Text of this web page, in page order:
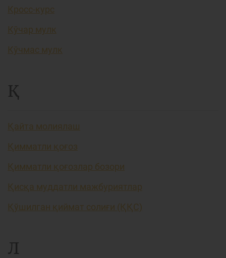
Кросс-курс
Кўчар мулк
Кўчмас мулк
Қ
Қайта молиялаш
Қимматли қоғоз
Қимматли қоғозлар бозори
Қисқа муддатли мажбуриятлар
Қўшилган қиймат солиғи (ҚҚС)
Л